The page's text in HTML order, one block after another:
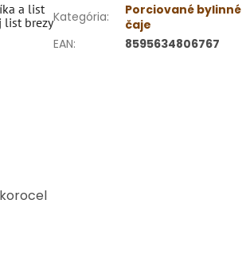
a list
list brezyKategória:
Porciované bylinné
čaje
EAN: 8595634806767